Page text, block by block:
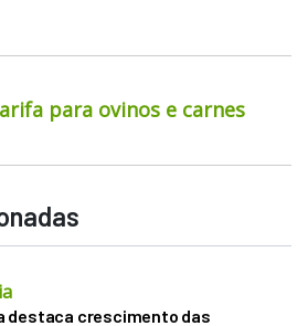
para ovinos e carnes
destaca crescimento das